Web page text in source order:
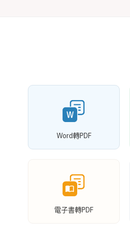
Word轉PDF
電子書轉PDF